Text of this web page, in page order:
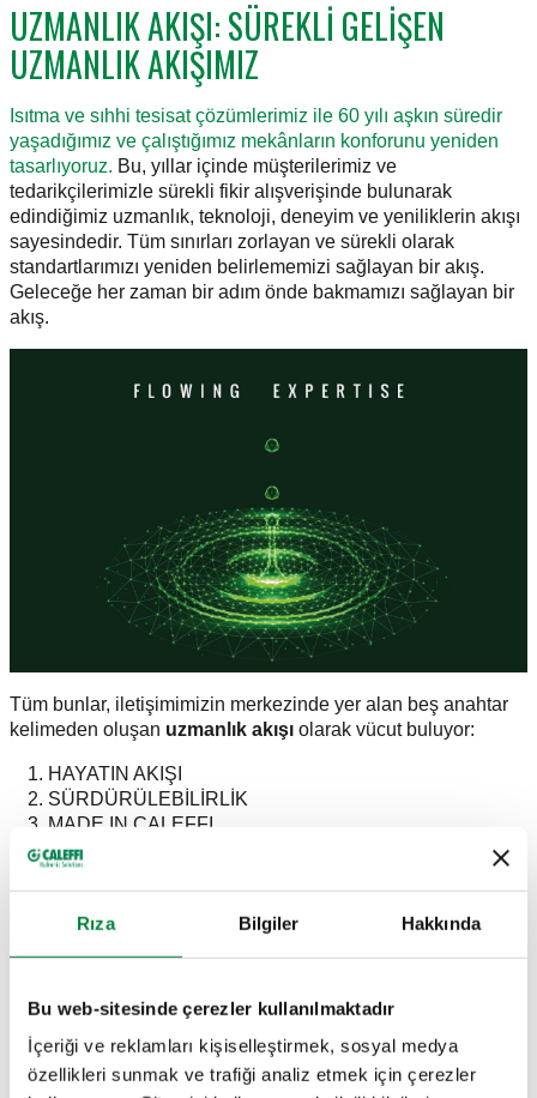
Rıza Bilgiler Hakkında
Bu web-sitesinde çerezler kullanılmaktadır
İçeriği ve reklamları kişiselleştirmek, sosyal medya
özellikleri sunmak ve trafiği analiz etmek için çerezler
UZMANLIK AKIŞI: SÜREKLİ GELİŞEN
UZMANLIK AKIŞIMIZ
Isıtma ve sıhhi tesisat çözümlerimiz ile 60 yılı aşkın süredir
yaşadığımız ve çalıştığımız mekânların konforunu yeniden
tasarlıyoruz. Bu, yıllar içinde müşterilerimiz ve
tedarikçilerimizle sürekli fikir alışverişinde bulunarak
edindiğimiz uzmanlık, teknoloji, deneyim ve yeniliklerin akışı
sayesindedir. Tüm sınırları zorlayan ve sürekli olarak
standartlarımızı yeniden belirlememizi sağlayan bir akış.
Geleceğe her zaman bir adım önde bakmamızı sağlayan bir
akış.
Tüm bunlar, iletişimimizin merkezinde yer alan beş anahtar
kelimeden oluşan uzmanlık akışı olarak vücut buluyor:
HAYATIN AKIŞI
SÜRDÜRÜLEBİLİRLİK
MADE IN CALEFFI
GELECEK
TEKNOLOJİ
Benzersizliğimizi ortaya koyan ve günlük hayatımızdan
Birleştirildiklerinde ise daha şeffaf, gerçek ve filtresiz bir
kurumsal kimlik oluşturuyorlar.